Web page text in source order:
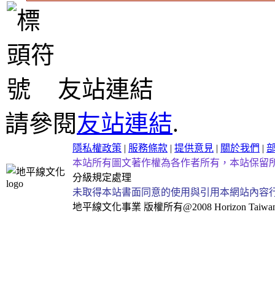
友站連結
請參閱友站連結.
隱私權政策 | 服務條款 | 提供意見 | 關於我們 |
本站所有圖文著作權為各作者所有，本站保留
分級規定處理
未取得本站書面同意的使用與引用本網站內
地平線文化事業 版權所有@2008 Horizon